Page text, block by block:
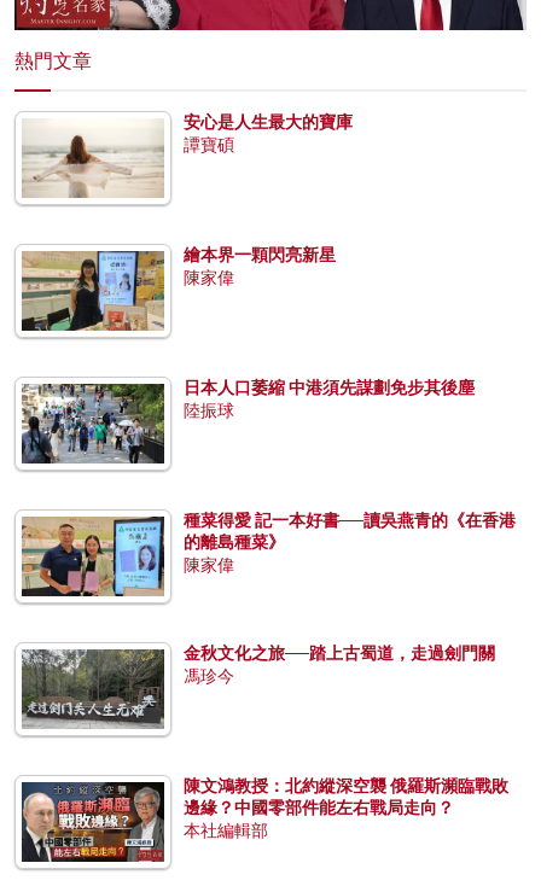
熱門文章
安心是人生最大的寶庫
譚寶碩
繪本界一顆閃亮新星
陳家偉
日本人口萎縮 中港須先謀劃免步其後塵
陸振球
種菜得愛 記一本好書──讀吳燕青的《在香港
的離島種菜》
陳家偉
金秋文化之旅──踏上古蜀道，走過劍門關
馮珍今
陳文鴻教授：北約縱深空襲 俄羅斯瀕臨戰敗
邊緣？中國零部件能左右戰局走向？
本社編輯部